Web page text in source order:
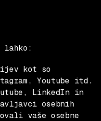
lahko:
kot so
Youtube itd.
LinkedIn in
osebnih
vaše osebne